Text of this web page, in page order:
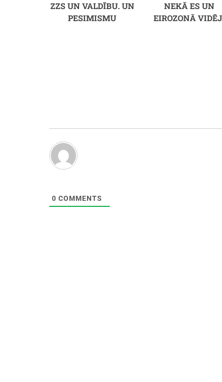
ZZS UN VALDĪBU. UN
PESIMISMU
NEKĀ ES UN
EIROZONĀ
0 COMMENTS